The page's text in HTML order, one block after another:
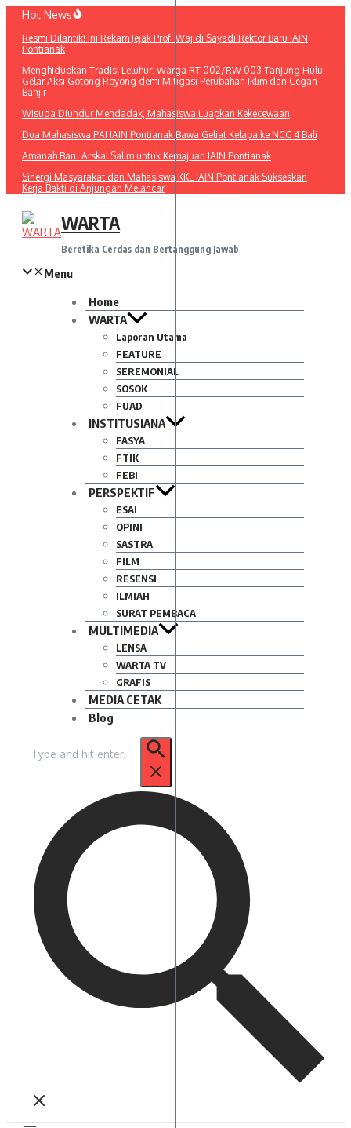
Lewati
konten
Hot News
Resmi Dilantik! Ini Rekam Jejak Prof. Wajidi Sayadi Rektor Baru IAIN
Pontianak
Menghidupkan Tradisi Leluhur: Warga RT 002/RW 003 Tanjung Hulu
Gelar Aksi Gotong Royong demi Mitigasi Perubahan Iklim dan Cegah
Banjir
Wisuda Diundur Mendadak, Mahasiswa Luapkan Kekecewaan
Dua Mahasiswa PAI IAIN Pontianak Bawa Geliat Kelapa ke NCC 4 Bali
Amanah Baru Arskal Salim untuk Kemajuan IAIN Pontianak
Sinergi Masyarakat dan Mahasiswa KKL IAIN Pontianak Sukseskan
Kerja Bakti di Anjungan Melancar
WARTA
Beretika Cerdas dan Bertanggung Jawab
Menu
Home
WARTA
Laporan Utama
FEATURE
SEREMONIAL
SOSOK
FUAD
INSTITUSIANA
FASYA
FTIK
FEBI
PERSPEKTIF
ESAI
OPINI
SASTRA
FILM
RESENSI
ILMIAH
SURAT PEMBACA
MULTIMEDIA
LENSA
WARTA TV
GRAFIS
MEDIA CETAK
Blog
untuk: